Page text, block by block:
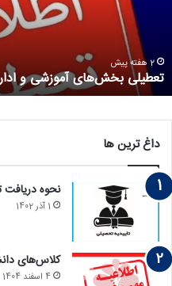
آموزشی و اداری دانشگاه
داغ ترین ها
نحوه دریافت
1 آذر 1402
کلاس‌های
4 اسفند 1404